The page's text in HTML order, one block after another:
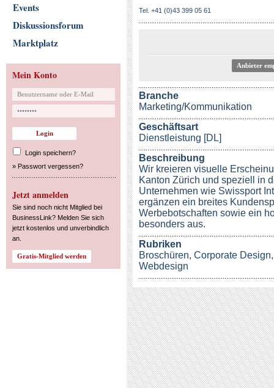
Events
Diskussionsforum
Marktplatz
Mein Konto
Login speichern?
» Passwort vergessen?
Jetzt anmelden
Sie sind noch nicht Mitglied bei
BusinessLink? Melden Sie sich
jetzt kostenlos und unverbindlich
an.
Tel. +41 (0)43 399 05 61
Anbieter
Branche
Marketing/Kommunikation
Geschäftsart
Dienstleistung [DL]
Beschreibung
Wir kreieren visuelle
Kanton Zürich und speziell in
Unternehmen wie Swissport
ergänzen ein breites
Werbebotschaften sowie ein
besonders aus.
Rubriken
Broschüren, Corporate Design
Webdesign